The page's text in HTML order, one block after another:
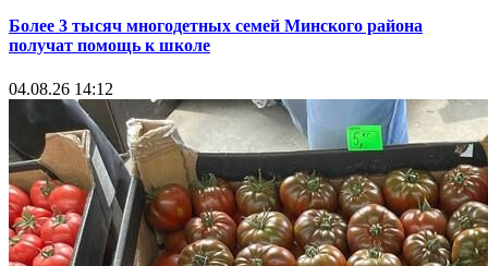
Более 3 тысяч многодетных семей Минского района
получат помощь к школе
04.08.26 14:12